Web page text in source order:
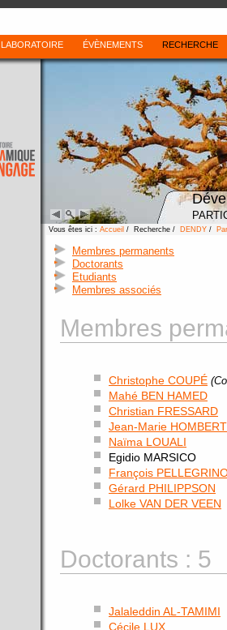
LABORATOIRE ÉVÈNEMENTS RECHERCHE
Vous êtes ici : Accueil / Recherche / DENDY /
Membres permanents
Doctorants
Etudiants
Membres associés
Membres
Christophe COUPÉ
Mahé BEN HAMED
Christian FRESSARD
Jean-Marie HOMBERT
Naïma LOUALI
Egidio MARSICO
François
Gérard PHILIPPSON
Lolke VAN DER VEEN
Doctorants : 5
Jalaleddin AL-TAMIMI
Cécile LUX